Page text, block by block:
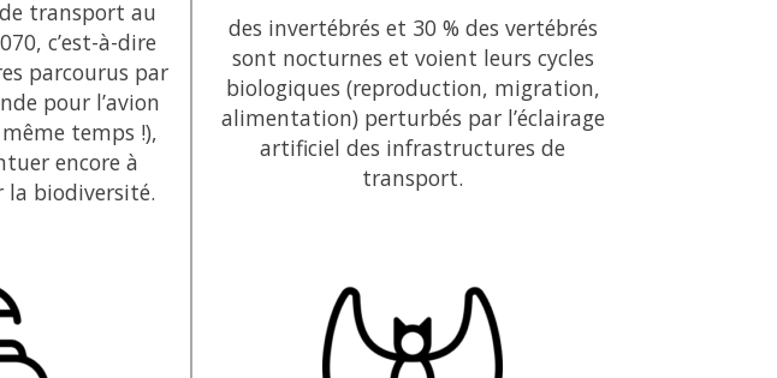
transport au
c’est-à-dire
parcourus par
pour l’avion
temps !),
encore à
la biodiversité.
des invertébrés et 30 % des vertébrés
sont nocturnes et voient leurs cycles
biologiques (reproduction, migration,
alimentation) perturbés par l’éclairage
artificiel des infrastructures de
transport.